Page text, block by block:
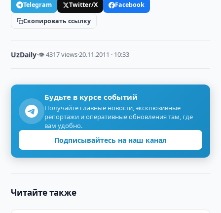
Telegram Twitter/X
Facebook
Скопировать ссылку
UzDaily·👁 4317 views·20.11.2011 · 10:33
Будьте в курсе событий
Получайте главные новости, эксклюзивные
репортажи и оперативные обновления там, где
вам удобно.
Подписывайтесь на наш канал
Читайте также